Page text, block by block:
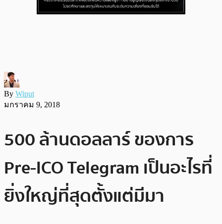
By Wiput
มกราคม 9, 2018
500 ล้านดอลลาร์ ของการ
Pre-ICO Telegram เป็นอะไรที่
ยิ่งใหญ่ที่สุดตั้งแต่มีมา